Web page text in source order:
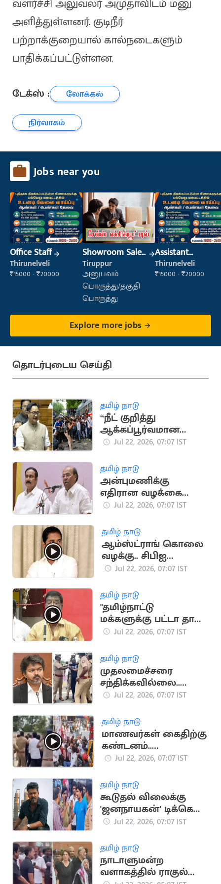
வளர்ச்சி அலுவலர் அமுதாவிடம் மனு
அளித்துள்ளனர். குடிநீர்
பற்றாக்குறையால் கால்நடைகளும்
பாதிக்கப்பட்டுள்ளன.
டேக்ஸ் :
லோக்கல்
நிர்வாகம்
Jobs near you
Office Staff
Thirunelveli
₹15000 - ₹20000
Showroom Sales
Executive (Retail
Sales)
Tiruppur
அனுபவம்
பொருத்து/தகுதி
பொருத்து
Assistant
Manager
Thirunelveli
₹15000 - ₹20000
Explore more jobs
தொடர்புடைய செய்தி
தமிழ் நாடு
“நீட் குறித்து
ஆக்கப்பூர்வமான
விவாதம் நடத்த அரசு
அமைச்சர்
Jul 22, 2026, 07:07 IST
தமிழ் நாடு
அன்புமணிக்கு
எதிரான வழக்கை
வாபஸ் பெற்றார்
Jul 22, 2026, 07:07 IST
தமிழ் நாடு
ஆம்ஸ்ட்ராங் கொலை
வழக்கு.. சிபிஐ
விசாரணைக்கு
அனுமதி
Jul 22, 2026, 07:07 IST
தமிழ் நாடு
"தமிழ்நாட்டு
மக்களுக்கு பட்டா தான்
புத்தி வரும்".. சிவாஜி
Jul 22, 2026, 07:07 IST
தமிழ் நாடு
முதலமைச்சரை
சந்திக்கவில்லை..
உண்மையை உடைத்த
Jul 22, 2026, 07:07 IST
தமிழ் நாடு
மாணவர்கள் கைதிற்கு
கண்டனம்..
திருவொற்றியூர்
முற்றுகை
Jul 22, 2026, 07:07 IST
தமிழ் நாடு
கூடுதல் விலைக்கு
'ஜனநாயகன்' டிக்கெட்
விற்பனை.. ரசிகர்கள்
Jul 22, 2026, 07:07 IST
தமிழ் நாடு
நாடாளுமன்ற
வளாகத்தில் ராகுல்